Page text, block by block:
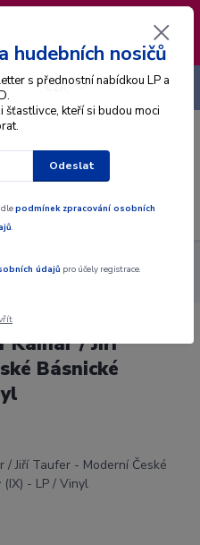
dovolenou. Datum
se posouvá na pátek
🐋
Menu
CZK
/ Josef Kainar / Jiří Taufer -
Kainar / Jiří
Básnické
hudebních nosičů
s přednostní nabídkou LP a
šťastlivce, kteří si budou moci
Odeslat
podmínek zpracování osobních
.
údajů pro účely registrace.